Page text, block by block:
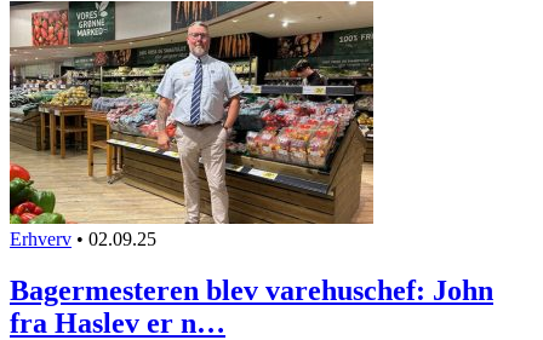
Erhverv • 02.09.25
Bagermesteren blev varehuschef: John
fra Haslev er n…